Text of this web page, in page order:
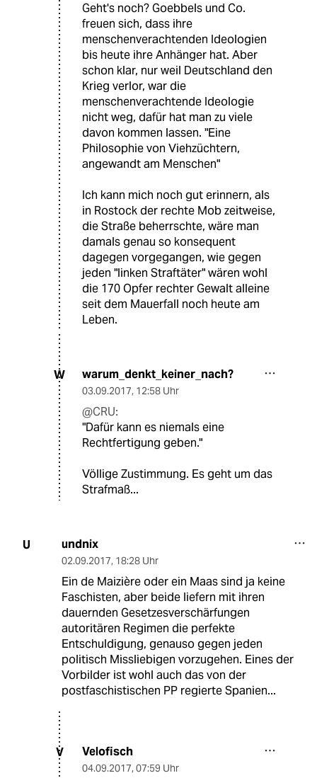
Geht's noch? Goebbels und Co.
freuen sich, dass ihre
menschenverachtenden Ideologien
bis heute ihre Anhänger hat. Aber
schon klar, nur weil Deutschland den
Krieg verlor, war die
menschenverachtende Ideologie
nicht weg, dafür hat man zu viele
davon kommen lassen. "Eine
Philosophie von Viehzüchtern,
angewandt am Menschen"
Ich kann mich noch gut erinnern, als
in Rostock der rechte Mob zeitweise,
die Straße beherrschte, wäre man
damals genau so konsequent
dagegen vorgegangen, wie gegen
jeden "linken Straftäter" wären wohl
die 170 Opfer rechter Gewalt alleine
seit dem Mauerfall noch heute am
Leben.
W warum_denkt_keiner_nach?
03.09.2017, 12:58 Uhr
@CRU:
"Dafür kann es niemals eine
Rechtfertigung geben."
Völlige Zustimmung. Es geht um das
Strafmaß...
U undnix
02.09.2017, 18:28 Uhr
Ein de Maizière oder ein Maas sind ja keine
Faschisten, aber beide liefern mit ihren
dauernden Gesetzesverschärfungen
autoritären Regimen die perfekte
Entschuldigung, genauso gegen jeden
politisch Missliebigen vorzugehen. Eines der
Vorbilder ist wohl auch das von der
postfaschistischen PP regierte Spanien...
V Velofisch
04.09.2017, 07:59 Uhr